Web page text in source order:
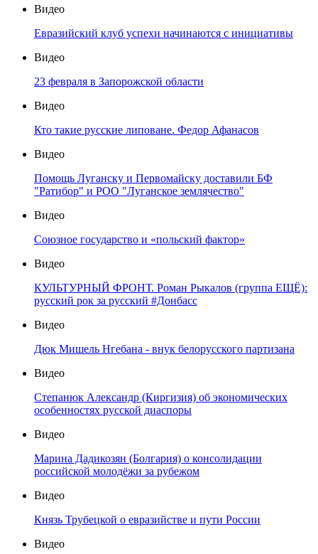
Видео
Евразийский клуб успехи начинаются с инициативы
Видео
23 февраля в Запорожской области
Видео
Кто такие русские липоване. Федор Афанасов
Видео
Помощь Луганску и Первомайску доставили БФ
"Ратибор" и РОО "Луганское землячество"
Видео
Союзное государство и «польский фактор»
Видео
КУЛЬТУРНЫЙ ФРОНТ. Роман Рыкалов (группа ЕЩЁ):
русский рок за русский #Донбасс
Видео
Дюк Мишель Нгебана - внук белорусского партизана
Видео
Степанюк Александр (Киргизия) об экономических
особенностях русской диаспоры
Видео
Марина Дадикозян (Болгария) о консолидации
российской молодёжи за рубежом
Видео
Князь Трубецкой о евразийстве и пути России
Видео